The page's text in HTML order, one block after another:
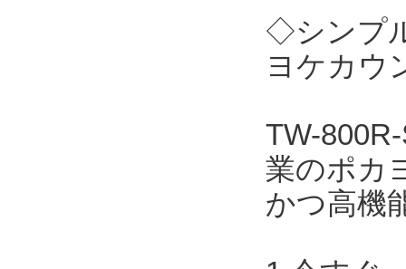
◇シンプ
ヨケカウ
TW-
業のポカ
かつ高機